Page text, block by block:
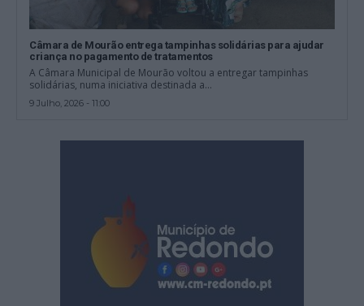
Câmara de Mourão entrega tampinhas solidárias para ajudar
criança no pagamento de tratamentos
A Câmara Municipal de Mourão voltou a entregar tampinhas
solidárias, numa iniciativa destinada a...
9 Julho, 2026 - 11:00